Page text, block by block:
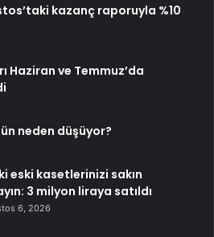
kazanç raporuyla %10
Haziran ve Temmuz’da
neden düşüyor?
eski kasetlerinizi sakın
3 milyon liraya satıldı
6, 2026